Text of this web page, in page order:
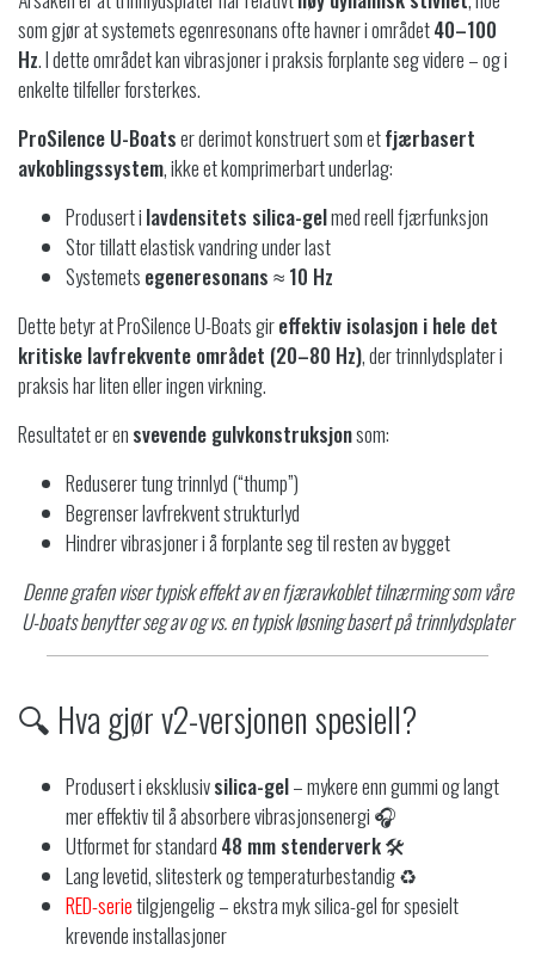
som gjør at systemets egenresonans ofte havner i området40–100
Hz. I dette området kan vibrasjoner i praksis forplante seg videre – og i
enkelte tilfeller forsterkes.
ProSilence U-Boatser derimot konstruert som etfjærbasert
avkoblingssystem, ikke et komprimerbart underlag:
Produsert i lavdensitets silica-gelmed reell fjærfunksjon
Stor tillatt elastisk vandring under last
Systemets egeneresonans ≈ 10 Hz
Dette betyr at ProSilence U-Boats gireffektiv isolasjon i hele det
kritiske lavfrekvente området (20–80 Hz), der trinnlydsplater i
praksis har liten eller ingen virkning.
Resultatet er en svevende gulvkonstruksjonsom:
Reduserer tung trinnlyd (“thump”)
Begrenser lavfrekvent strukturlyd
Hindrer vibrasjoner i å forplante seg til resten av bygget
Denne grafen viser typisk effekt av en fjæravkoblet tilnærming som våre
U-boats benytter seg av og vs. en typisk løsning basert på trinnlydsplater
🔍 Hva gjør v2-versjonen spesiell?
Produsert i eksklusivsilica-gel– mykere enn gummi og langt
mer effektiv til å absorbere vibrasjonsenergi 🎧
Utformet for standard 48 mm stenderverk🛠️
Lang levetid, slitesterk og temperaturbestandig ♻️
RED-serietilgjengelig – ekstra myk silica-gel for spesielt
krevende installasjoner